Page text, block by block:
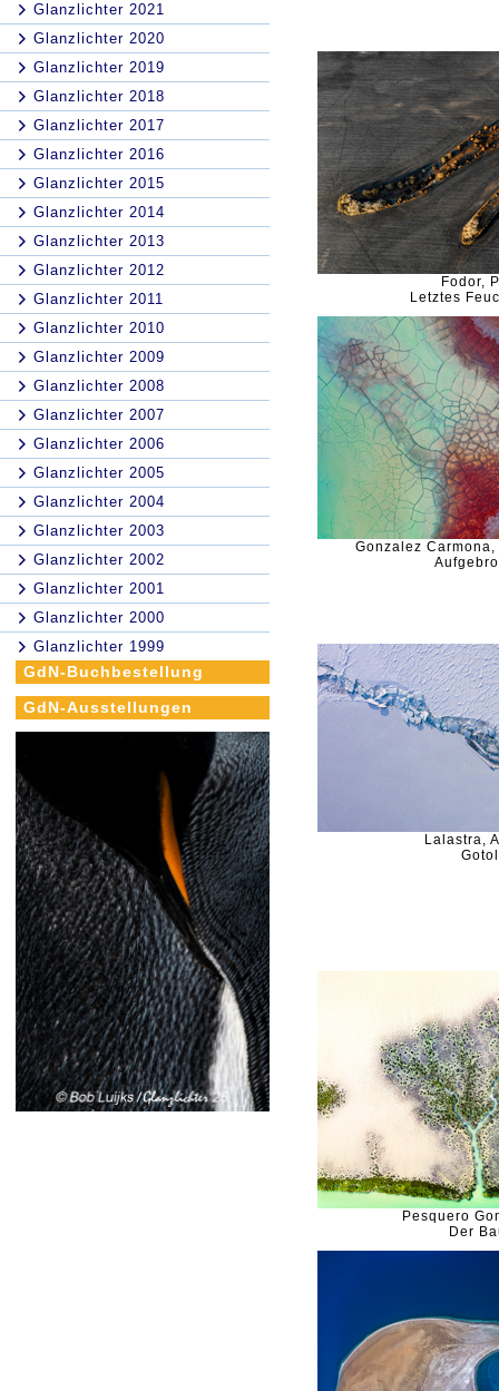
Glanzlichter 2021
Glanzlichter 2020
Glanzlichter 2019
Glanzlichter 2018
Glanzlichter 2017
Glanzlichter 2016
Glanzlichter 2015
Glanzlichter 2014
Glanzlichter 2013
Glanzlichter 2012
Glanzlichter 2011
Glanzlichter 2010
Glanzlichter 2009
Glanzlichter 2008
Glanzlichter 2007
Glanzlichter 2006
Glanzlichter 2005
Glanzlichter 2004
Glanzlichter 2003
Glanzlichter 2002
Glanzlichter 2001
Glanzlichter 2000
Glanzlichter 1999
GdN-Buchbestellung
GdN-Ausstellungen
Fodor,
Letztes
Gonzalez
Lalastra,
Pesquero
Der